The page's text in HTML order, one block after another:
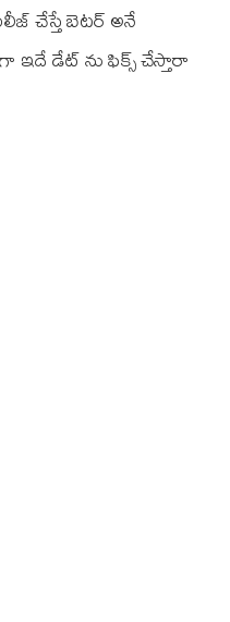
చేస్తే బెటర్ అనే
డేట్ ను ఫిక్స్ చేస్తారా